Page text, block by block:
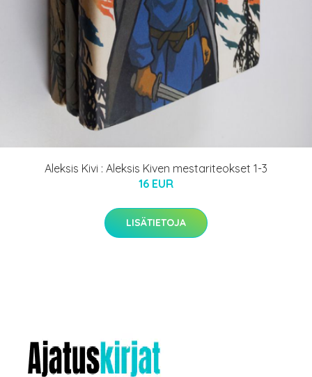
Aleksis Kivi : Aleksis Kiven mestariteokset 1-3
16 EUR
LISÄTIETOJA